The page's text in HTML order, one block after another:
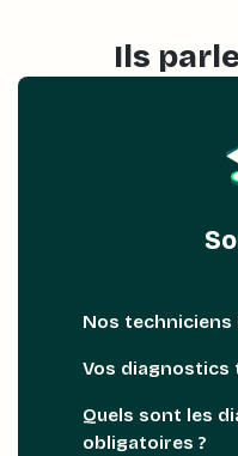
Ils
Nos techniciens
Vos diagnostics
Quels sont les
obligatoires ?